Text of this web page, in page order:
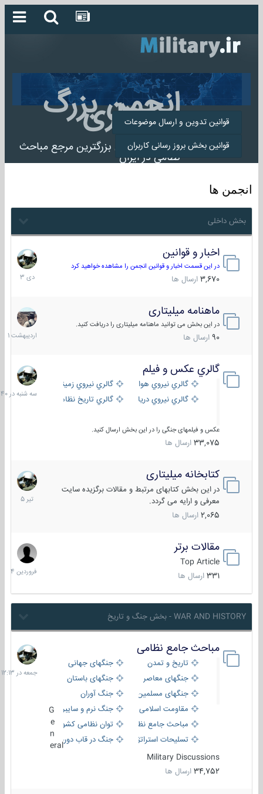
انجمن بزرگ
میلیتاری
انجمن میلیتاری بزرگترین مرجع مباحث
نظامی در ایران
قوانین تدوین و ارسال موضوعات
قوانین بخش بروز رسانی کاربران
انجمن ها
بخش داخلی
اخبار و قوانین
در این قسمت اخبار و قوانین انجمن را مشاهده خواهید کرد
3,670 ارسال ها
22
دی
1403
ماهنامه میلیتاری
در این بخش می توانید ماهنامه میلیتاری را دریافت کنید.
90 ارسال ها
30
1401
گالري عكس و فيلم
گالري نيروي هوايي
گالري نيروي زميني
گالري نيروي دريايي
گالري تاریخ نظامی
عکس و فیلمهای جنگی را در این بخش ارسال کنید.
33,075 ارسال ها
سه
شنبه
در
کتابخانه میلیتاری
در این بخش کتابهای مرتبط و مقالات برگزیده سایت
معرفی و ارایه می گردد.
2,065 ارسال ها
16
تیر
1405
مقالات برتر
Top Article
331 ارسال ها
29
فروردین
1404
WAR AND HISTORY - بخش جنگ و تاریخ
مباحث جامع نظامی
تاریخ و تمدن
جنگهای جهانی
جنگهای معاصر
جنگهای باستان
جنگهای مسلمین
جنگ آوران
مقاومت اسلامی
جنگ نرم و سایبری
مباحث جامع نظامی
توان نظامی کشورها
تسلیحات استراتژیک
جنگ در قاب دوربین
eral
Military Discussions
34,752 ارسال ها
جمعه
در
12:13